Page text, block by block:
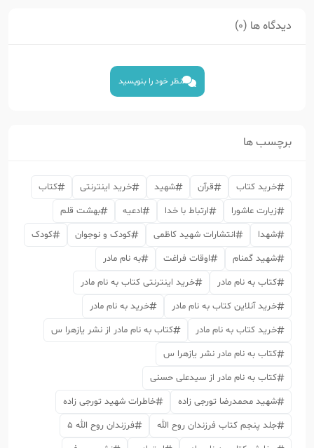
دیدگاه ها (0)
نظر خود را بنویسید
برچسب ها
خرید کتاب قرآن شهید خرید اینترنتی
کتاب
زیارت عاشورا
ارتباط با خدا ادعیه
بهشت قلم
شهدا
انتشارات شهید کاظمی کودک و نوجوان
کودک
شهید گمنام
اوقات فراغت
به نام مادر
کتاب به نام مادر
خرید اینترنتی کتاب به نام مادر
خرید آنلاین کتاب به نام مادر
خرید به نام مادر
خرید کتاب به نام مادر
کتاب به نام مادر از نشر یازهرا س
کتاب به نام مادر نشر یازهرا س
کتاب به نام مادر از سیدعلی حسنی
شهید محمدرضا تورجی زاده
خاطرات شهید تورجی زاده
جلد پنجم کتاب فرزندان روح الله
فرزندان روح الله 5